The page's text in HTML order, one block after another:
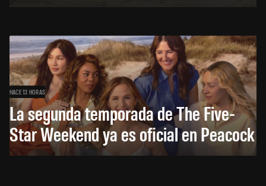
HACE 13 HORAS
La segunda temporada de The Five-
Star Weekend ya es oficial en Peacock